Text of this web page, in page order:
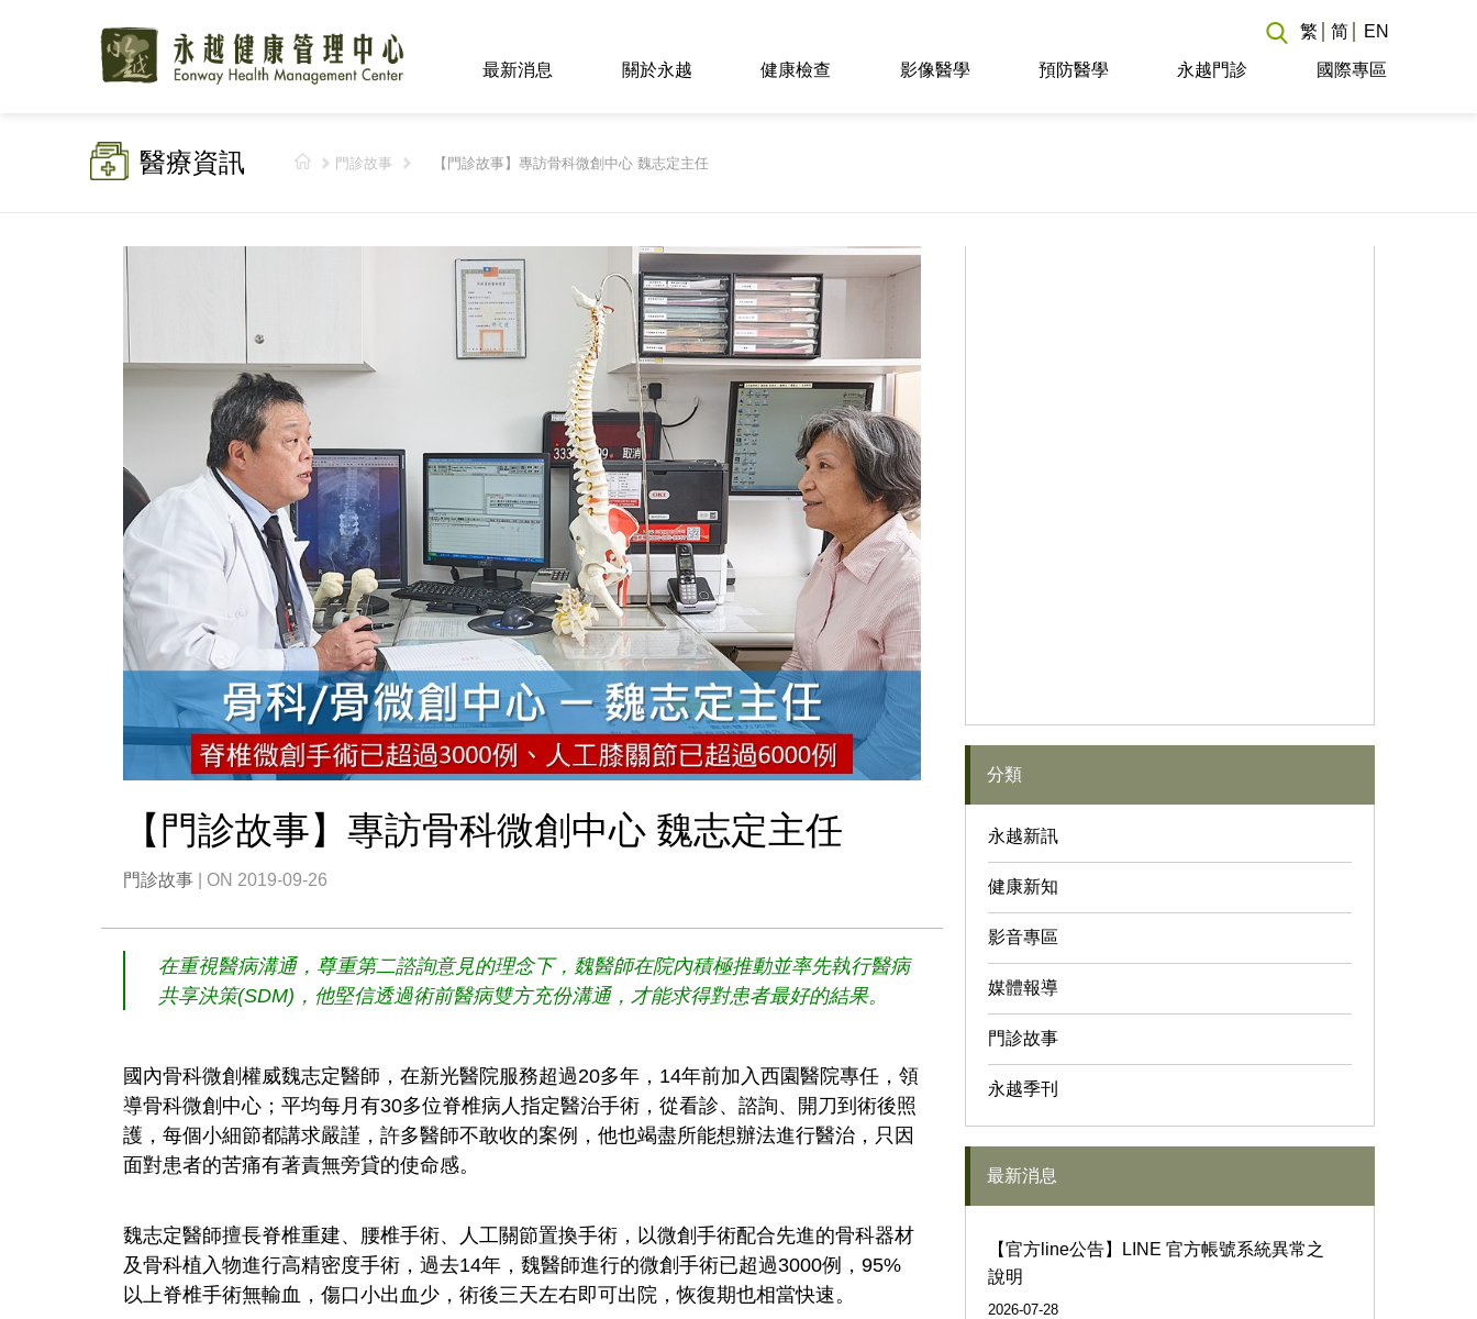
最新消息 關於永越 健康檢查 影像醫學 預防醫學 永越門診 國際專區
繁 简 EN
醫療資訊 門診故事 【門診故事】專訪骨科微創中心 魏志定主任
【門診故事】專訪骨科微創中心 魏志定主任
門診故事 | ON 2019-09-26
在重視醫病溝通，尊重第二諮詢意見的理念下，魏醫師在院內積極推動並率先執行醫病
共享決策(SDM)，他堅信透過術前醫病雙方充份溝通，才能求得對患者最好的結果。
國內骨科微創權威魏志定醫師，在新光醫院服務超過20多年，14年前加入西園醫院專任，領
導骨科微創中心；平均每月有30多位脊椎病人指定醫治手術，從看診、諮詢、開刀到術後照
護，每個小細節都講求嚴謹，許多醫師不敢收的案例，他也竭盡所能想辦法進行醫治，只因
面對患者的苦痛有著責無旁貸的使命感。
魏志定醫師擅長脊椎重建、腰椎手術、人工關節置換手術，以微創手術配合先進的骨科器材
及骨科植入物進行高精密度手術，過去14年，魏醫師進行的微創手術已超過3000例，95%
以上脊椎手術無輸血，傷口小出血少，術後三天左右即可出院，恢復期也相當快速。
分類
永越新訊
健康新知
影音專區
媒體報導
門診故事
永越季刊
最新消息
【官方line公告】LINE 官方帳號系統異常之
說明
2026-07-28